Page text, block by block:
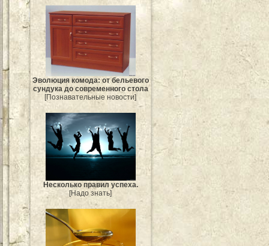
Эволюция комода: от бельевого
сундука до современного стола
[Познавательные новости]
Несколько правил успеха.
[Надо знать]